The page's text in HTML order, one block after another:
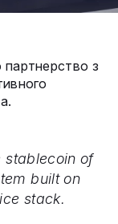
з
stablecoin of
built on
stack.